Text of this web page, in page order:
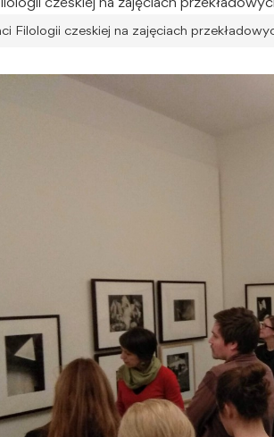
Filologii czeskiej na zajęciach